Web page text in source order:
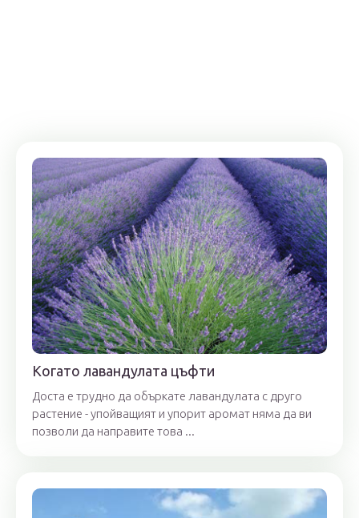
Когато лавандулата цъфти
Доста е трудно да объркате лавандулата с друго
растение - упойващият и упорит аромат няма да ви
позволи да направите това ...